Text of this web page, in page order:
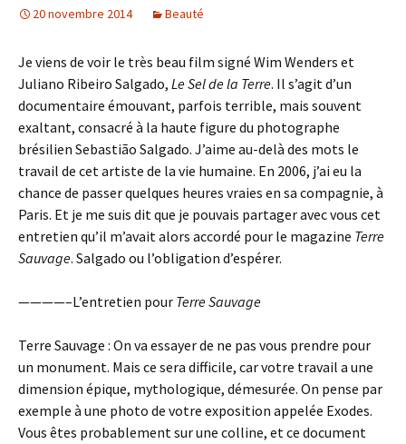
20 novembre 2014 Beauté
Je viens de voir le très beau film signé Wim Wenders et
Juliano Ribeiro Salgado, Le Sel de la Terre. Il s’agit d’un
documentaire émouvant, parfois terrible, mais souvent
exaltant, consacré à la haute figure du photographe
brésilien Sebastião Salgado. J’aime au-delà des mots le
travail de cet artiste de la vie humaine. En 2006, j’ai eu la
chance de passer quelques heures vraies en sa compagnie, à
Paris. Et je me suis dit que je pouvais partager avec vous cet
entretien qu’il m’avait alors accordé pour le magazine Terre
Sauvage. Salgado ou l’obligation d’espérer.
————–L’entretien pour Terre Sauvage
Terre Sauvage : On va essayer de ne pas vous prendre pour
un monument. Mais ce sera difficile, car votre travail a une
dimension épique, mythologique, démesurée. On pense par
exemple à une photo de votre exposition appelée Exodes.
Vous êtes probablement sur une colline, et ce document